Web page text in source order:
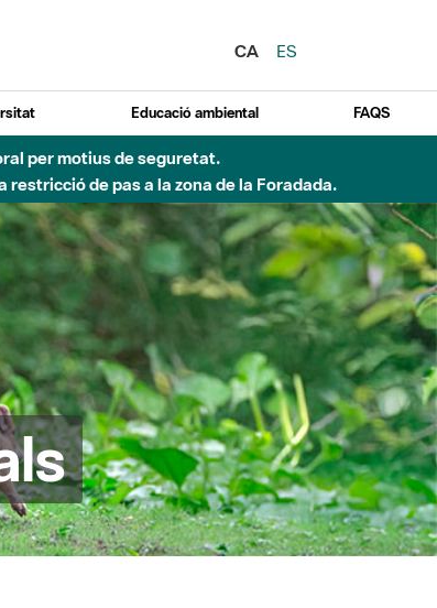
CA
ES
Educació ambiental FAQS
per motius de seguretat.
de pas a la zona de la Foradada.